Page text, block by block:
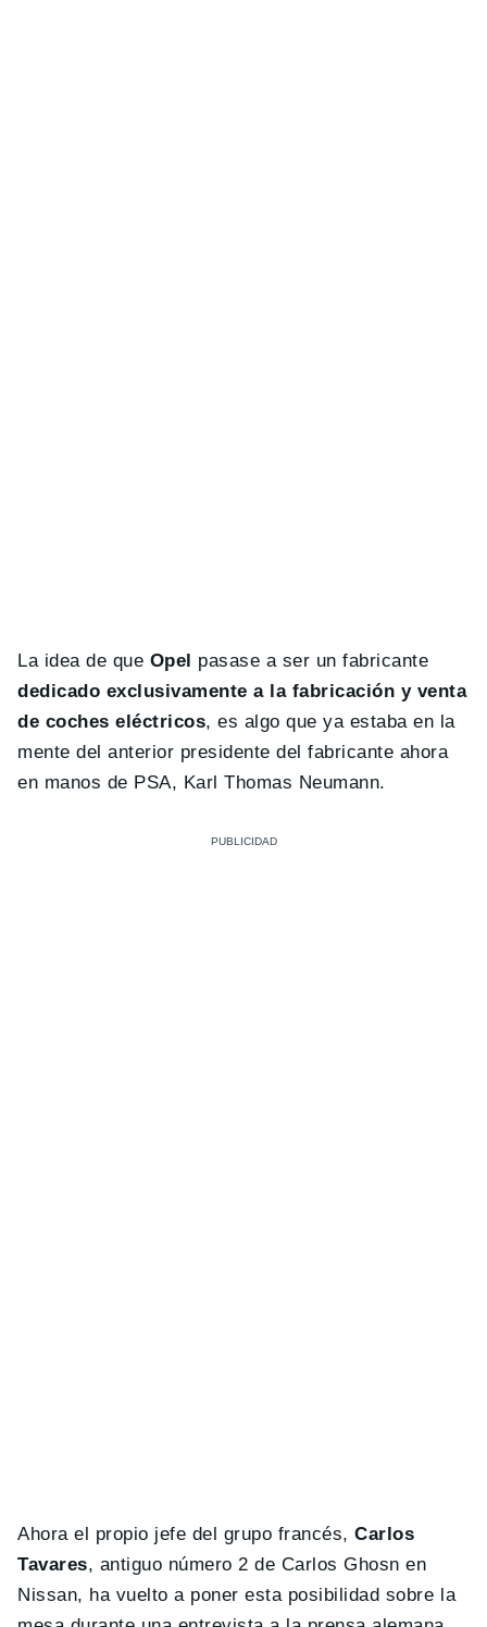
La idea de que Opel pasase a ser un fabricante
dedicado exclusivamente a la fabricación y venta
de coches eléctricos, es algo que ya estaba en la
mente del anterior presidente del fabricante ahora
en manos de PSA, Karl Thomas Neumann.
Ahora el propio jefe del grupo francés, Carlos
Tavares, antiguo número 2 de Carlos Ghosn en
Nissan, ha vuelto a poner esta posibilidad sobre la